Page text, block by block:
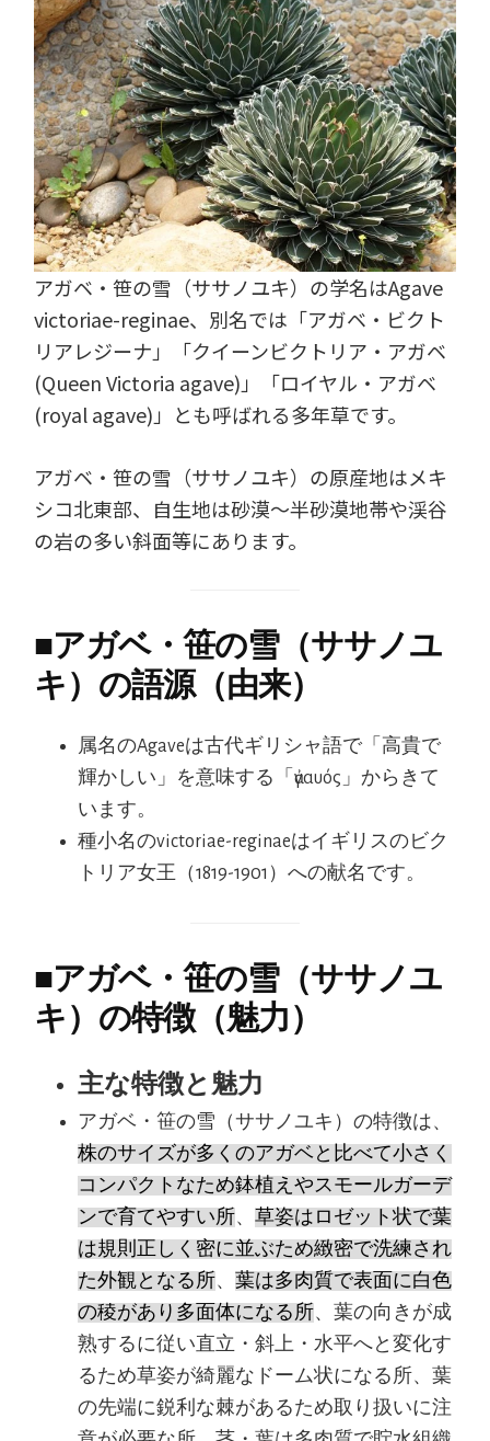
アガベ・笹の雪（ササノユキ）の学名はAgave
victoriae-reginae、別名では「アガベ・ビクト
リアレジーナ」「クイーンビクトリア・アガベ
(Queen Victoria agave)」「ロイヤル・アガベ
(royal agave)」とも呼ばれる多年草です。
アガベ・笹の雪（ササノユキ）の原産地はメキ
シコ北東部、自生地は砂漠～半砂漠地帯や渓谷
の岩の多い斜面等にあります。
■アガベ・笹の雪（ササノユ
キ）の語源（由来）
属名のAgaveは古代ギリシャ語で「高貴で
輝かしい」を意味する「ἀγαυός」からきて
います。
種小名のvictoriae-reginaeはイギリスのビク
トリア女王（1819-1901）への献名です。
■アガベ・笹の雪（ササノユ
キ）の特徴（魅力）
主な特徴と魅力
アガベ・笹の雪（ササノユキ）の特徴は、
株のサイズが多くのアガベと比べて小さく
コンパクトなため鉢植えやスモールガーデ
ンで育てやすい所、草姿はロゼット状で葉
は規則正しく密に並ぶため緻密で洗練され
た外観となる所、葉は多肉質で表面に白色
の稜があり多面体になる所、葉の向きが成
熟するに従い直立・斜上・水平へと変化す
るため草姿が綺麗なドーム状になる所、葉
の先端に鋭利な棘があるため取り扱いに注